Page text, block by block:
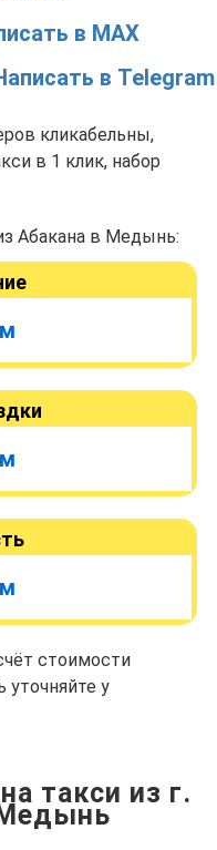
в MAX
в Telegram
кликабельны,
в 1 клик, набор
Абакана в Медынь:
стоимости
уточняйте у
такси из г.